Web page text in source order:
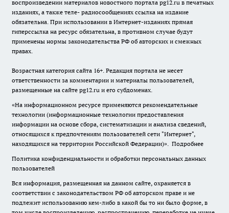
воспроизведении материалов новостного портала pg12.ru в печатных
изданиях, а также теле- радиосообщениях ссылка на издание
обязательна. При использовании в Интернет-изданиях прямая
гиперссылка на ресурс обязательна, в противном случае будут
применены нормы законодательства РФ об авторских и смежных
правах.
Возрастная категория сайта 16+. Редакция портала не несет
ответственности за комментарии и материалы пользователей,
размещенные на сайте pg12.ru и его субдоменах.
«На информационном ресурсе применяются рекомендательные
технологии (информационные технологии предоставления
информации на основе сбора, систематизации и анализа сведений,
относящихся к предпочтениям пользователей сети "Интернет",
находящихся на территории Российской Федерации)». Подробнее
Политика конфиденциальности и обработки персональных данных
пользователей
Вся информация, размещенная на данном сайте, охраняется в
соответствии с законодательством РФ об авторском праве и не
подлежит использованию кем-либо в какой бы то ни было форме, в